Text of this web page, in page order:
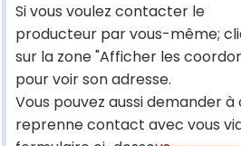
Si vous voulez contacter le
producteur par vous-même;
sur la zone "Afficher les
pour voir son adresse.
Vous pouvez aussi demander à
reprenne contact avec vous